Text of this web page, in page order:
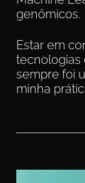
genômicos.
Estar em
tecnologias
sempre foi
minha